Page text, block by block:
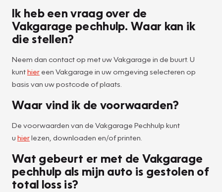
Ik heb een vraag over de
Vakgarage pechhulp. Waar kan ik
die stellen?
Neem dan contact op met uw Vakgarage in de buurt. U
kunthier een Vakgarage in uw omgeving selecteren op
basis van uw postcode of plaats.
Waar vind ik de voorwaarden?
De voorwaarden van de Vakgarage Pechhulp kunt
u hierlezen, downloaden en/of printen.
Wat gebeurt er met de Vakgarage
pechhulp als mijn auto is gestolen of
total loss is?